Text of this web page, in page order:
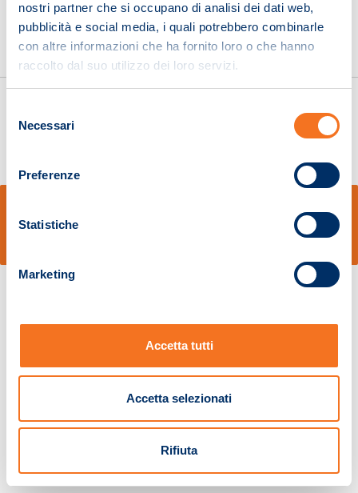
nostri partner che si occupano di analisi dei dati web,
pubblicità e social media, i quali potrebbero combinarle
con altre informazioni che ha fornito loro o che hanno
raccolto dal suo utilizzo dei loro servizi.
delNecessari
Preferenze
Statistiche
Marketing
Accetta tutti
Accetta selezionati
Rifiuta
Pistoia 01680210505 – R.E.A. n.155974 - Cap.Soc. € 2.000.000,00 i.v. La
Società adotta il Codice Etico D.lgs. 231/01